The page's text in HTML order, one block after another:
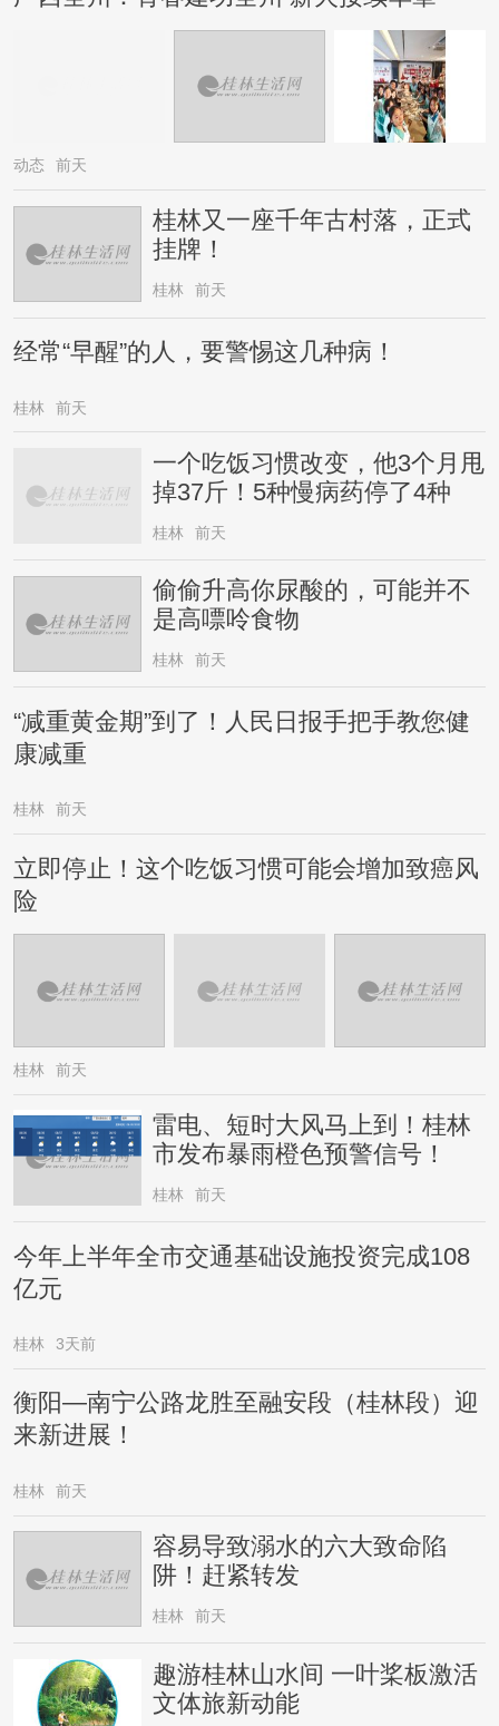
动态 前天
桂林又一座千年古村落，正式
挂牌！
桂林 前天
经常“早醒”的人，要警惕这几种病！
桂林 前天
一个吃饭习惯改变，他3个月甩
掉37斤！5种慢病药停了4种
桂林 前天
偷偷升高你尿酸的，可能并不
是高嘌呤食物
桂林 前天
“减重黄金期”到了！人民日报手把手教您健
康减重
桂林 前天
立即停止！这个吃饭习惯可能会增加致癌风
险
桂林 前天
雷电、短时大风马上到！桂林
市发布暴雨橙色预警信号！
桂林 前天
今年上半年全市交通基础设施投资完成108
亿元
桂林 3天前
衡阳—南宁公路龙胜至融安段（桂林段）迎
来新进展！
桂林 前天
容易导致溺水的六大致命陷
阱！赶紧转发
桂林 前天
趣游桂林山水间 一叶桨板激活
文体旅新动能